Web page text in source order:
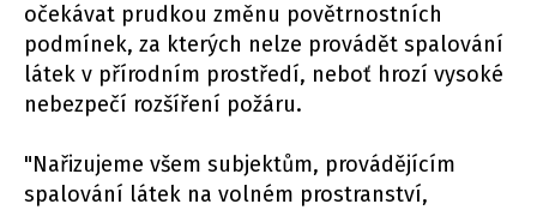
očekávat prudkou změnu povětrnostních
podmínek, za kterých nelze provádět spalování
látek v přírodním prostředí, neboť hrozí vysoké
nebezpečí rozšíření požáru.
"Nařizujeme všem subjektům, provádějícím
spalování látek na volném prostranství,